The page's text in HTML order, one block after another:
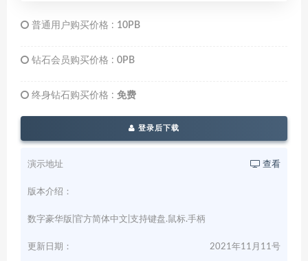
普通用户购买价格 : 10PB
钻石会员购买价格 : 0PB
终身钻石购买价格 : 免费
登录后下载
演示地址 查看
版本介绍：
数字豪华版|官方简体中文|支持键盘.鼠标.手柄
更新日期： 2021年11月11号